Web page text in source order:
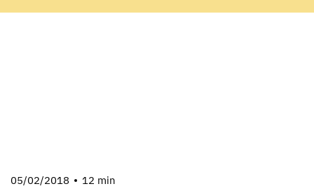
05/02/2018 12 min